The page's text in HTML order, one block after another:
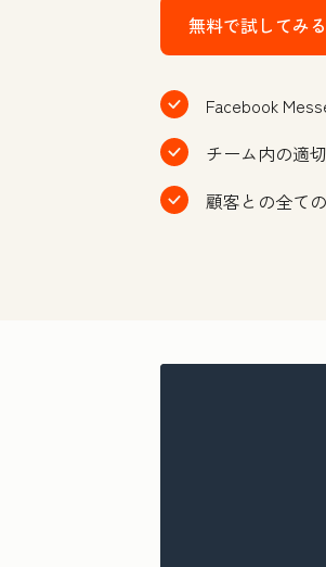
無料で試してみ
Facebook
チーム内の適
顧客との全て